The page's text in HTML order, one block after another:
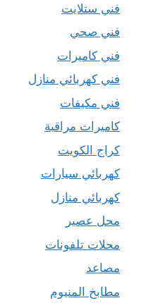
فني ستلايت
فني صحي
فني كاميرات
فني كهربائي منازل
فني مكيفات
كاميرات مراقبة
كراج الكويت
كهربائي سيارات
كهربائي منازل
محل عصير
محلات تلفونات
مصاعد
مطابخ المنيوم